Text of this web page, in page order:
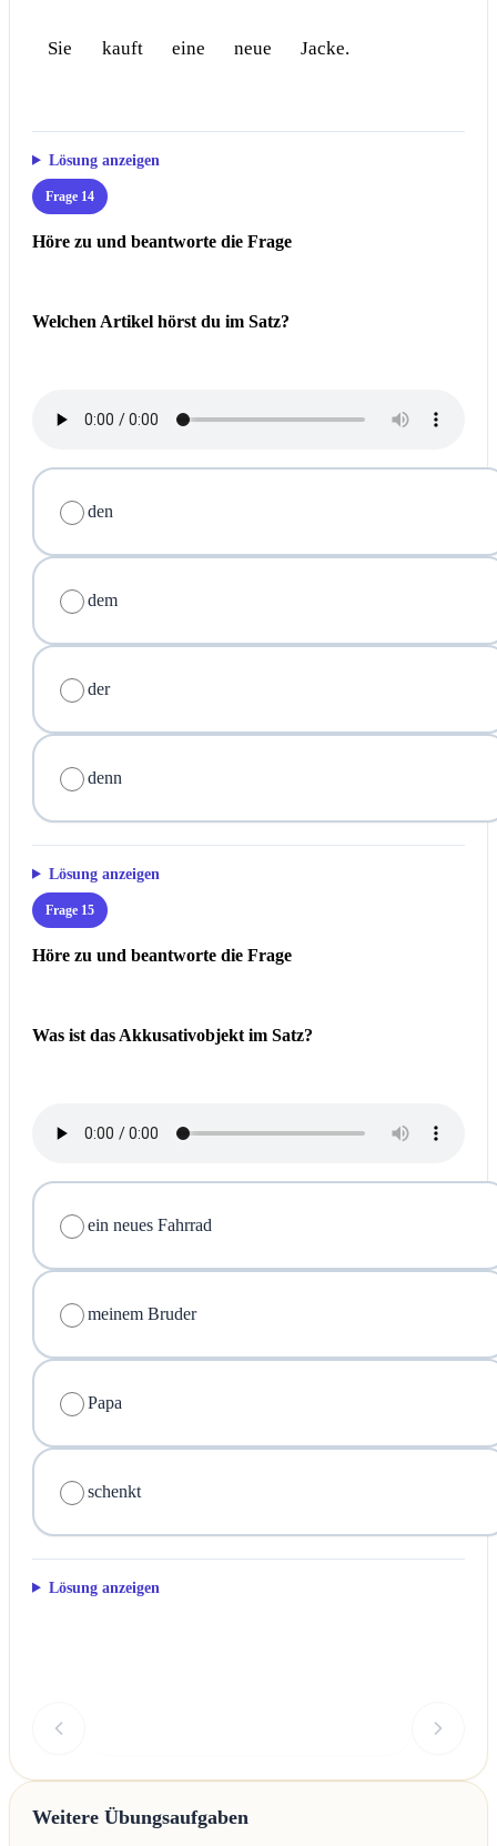
Sie kauft eine neue Jacke.
Lösung anzeigen
Frage 14
Höre zu und beantworte die Frage
Welchen Artikel hörst du im Satz?
den
dem
der
denn
Lösung anzeigen
Frage 15
Höre zu und beantworte die Frage
Was ist das Akkusativobjekt im Satz?
ein neues Fahrrad
meinem Bruder
Papa
schenkt
Lösung anzeigen
Weitere Übungsaufgaben